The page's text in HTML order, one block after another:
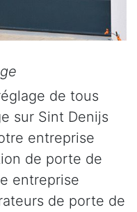
de tous
sur Sint Denijs
entreprise
de porte de
entreprise
de porte de